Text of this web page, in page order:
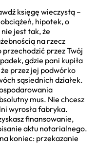
księgę wieczystą –
hipotek, o
jest tak, że
na rzecz
przez Twój
gdzie pani kupiła
przez jej podwórko
sąsiednich działek.
mus. Nie chcesz
wyrosła fabryka.
finansowanie,
aktu notarialnego.
koniec: przekazanie